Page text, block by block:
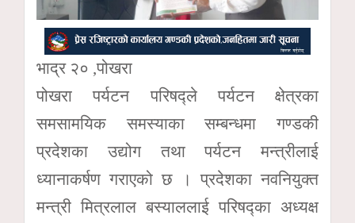
भाद्र २० ,पोखरा
पोखरा पर्यटन परिषद्ले पर्यटन क्षेत्रका
समसामयिक समस्याका सम्बन्धमा गण्डकी
प्रदेशका उद्योग तथा पर्यटन मन्त्रीलाई
ध्यानाकर्षण गराएको छ । प्रदेशका नवनियुक्त
मन्त्री मित्रलाल बस्याललाई परिषद्का अध्यक्ष